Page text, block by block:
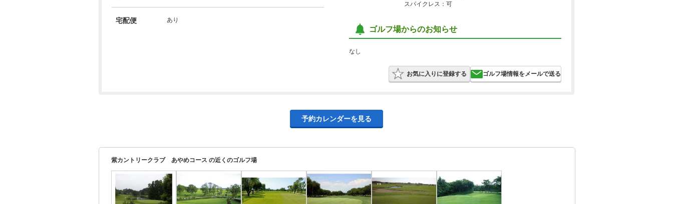
宅配便 あり
スパイクレス：可
ゴルフ場からのお知らせ
なし
お気に入りに登録する ゴルフ場情報をメールで送る
予約カレンダーを見る
紫カントリークラブ あやめコース の近くのゴルフ場